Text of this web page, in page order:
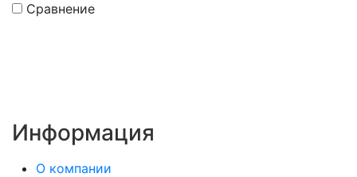
Сравнение
Информация
О компании